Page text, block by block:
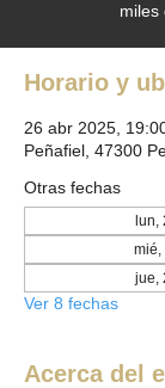
miles
Horario y
26 abr 2025,
Peñafiel, 47300
Otras fechas
lun,
mié,
jue,
Ver 8 fechas
Acerca del